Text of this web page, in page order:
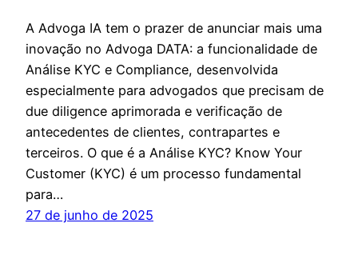
A Advoga IA tem o prazer de anunciar mais uma
inovação no Advoga DATA: a funcionalidade de
Análise KYC e Compliance, desenvolvida
especialmente para advogados que precisam de
due diligence aprimorada e verificação de
antecedentes de clientes, contrapartes e
terceiros. O que é a Análise KYC? Know Your
Customer (KYC) é um processo fundamental
para…
27 de junho de 2025